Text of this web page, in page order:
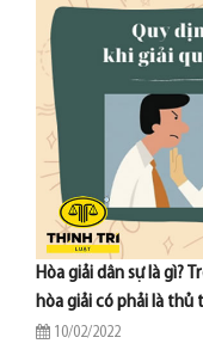
Hòa giải dân sự là gì?
hòa giải có phải là
10/02/2022